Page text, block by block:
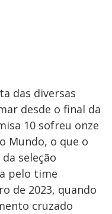
das diversas
desde o final da
10 sofreu onze
Mundo, o que o
seleção
pelo time
de 2023, quando
cruzado